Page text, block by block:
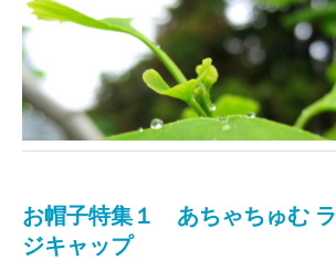
お帽子特集１ あちゃちゅむ
ジキャップ